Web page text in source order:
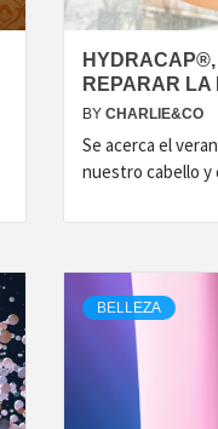
REPARAR LA
BY CHARLIE&CO
Se acerca el
nuestro cabello y
BELLEZA